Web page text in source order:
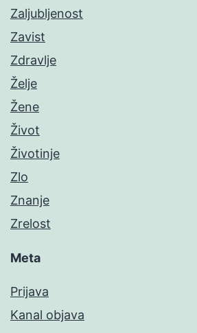
Zaljubljenost
Zavist
Zdravlje
Želje
Žene
Život
Životinje
Zlo
Znanje
Zrelost
Meta
Prijava
Kanal objava